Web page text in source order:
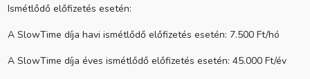
Ismétlődő előfizetés esetén:
A SlowTime díja havi ismétlődő előfizetés esetén: 7.500 Ft/hó
A SlowTime díja éves ismétlődő előfizetés esetén: 45.000 Ft/év